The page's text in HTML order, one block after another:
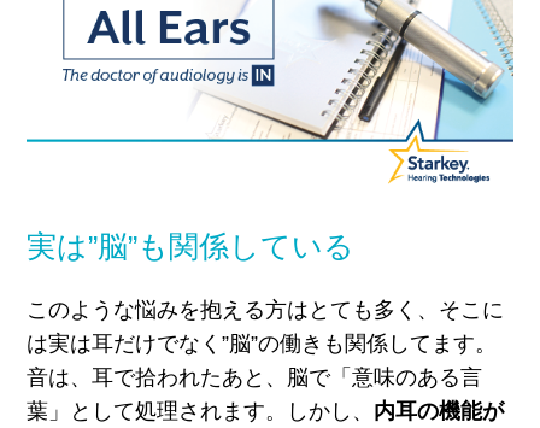
実は”脳”も関係している
このような悩みを抱える方はとても多く、そこに
は実は耳だけでなく”脳”の働きも関係してます。
音は、耳で拾われたあと、脳で「意味のある言
葉」として処理されます。
しかし、 内耳の機能が